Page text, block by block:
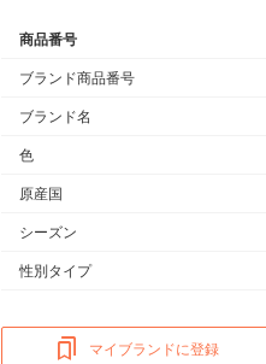
商品番号
ブランド商品番号
ブランド名
色
原産国
シーズン
性別タイプ
マイブランドに登録